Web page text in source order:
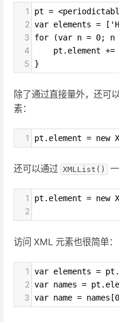
1 pt =
2 var elements =
3 for (var n = 0; n
4
pt.element +=
5 }
除了通过直接量外，还可
素：
1 pt.element = new
还可以通过 XMLList()
1 pt.element = new
2
访问 XML 元素也很简单：
1 var elements =
2 var names =
3 var name =